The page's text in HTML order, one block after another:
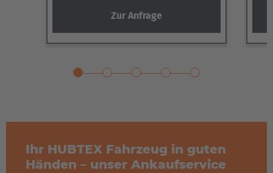
Zur Anfrage
Ihr HUBTEX Fahrzeug in guten
Händen – unser Ankaufservice